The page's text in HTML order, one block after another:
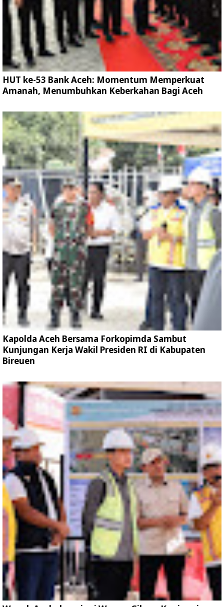
HUT ke-53 Bank Aceh: Momentum Memperkuat
Amanah, Menumbuhkan Keberkahan Bagi Aceh
Kapolda Aceh Bersama Forkopimda Sambut
Kunjungan Kerja Wakil Presiden RI di Kabupaten
Bireuen